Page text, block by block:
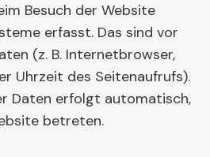
Besuch der Website
erfasst. Das sind vor
(z. B. Internetbrowser,
Uhrzeit des Seitenaufrufs).
Daten erfolgt automatisch,
betreten.